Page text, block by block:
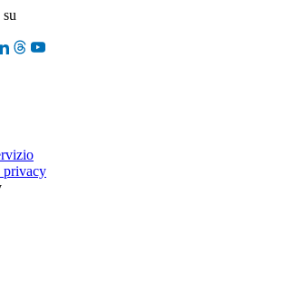
privacy